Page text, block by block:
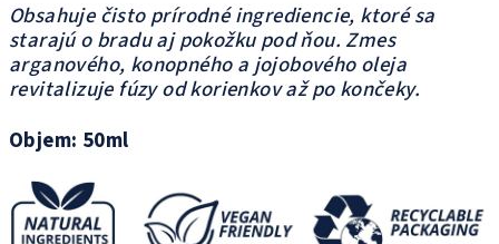
Obsahuje čisto prírodné ingrediencie, ktoré sa
starajú o bradu aj pokožku pod ňou. Zmes
arganového, konopného a jojobového oleja
revitalizuje fúzy od korienkov až po končeky.
Objem: 50ml